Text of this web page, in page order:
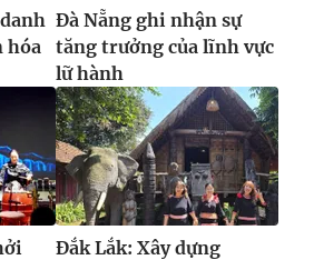
hóa
Đà Nẵng ghi nhận sự
tăng trưởng của lĩnh vực
lữ hành
Đắk Lắk: Xây dựng